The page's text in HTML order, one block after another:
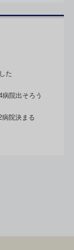
た
病院出そろう
病院決まる